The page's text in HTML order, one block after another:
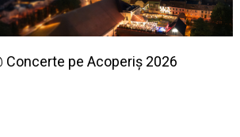
Concerte pe Acoperiș 2026